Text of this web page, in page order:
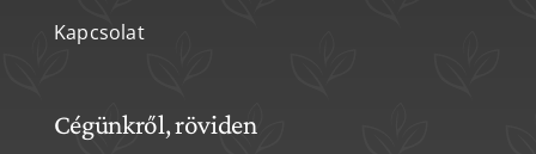
Kapcsolat
Cégünkről, röviden